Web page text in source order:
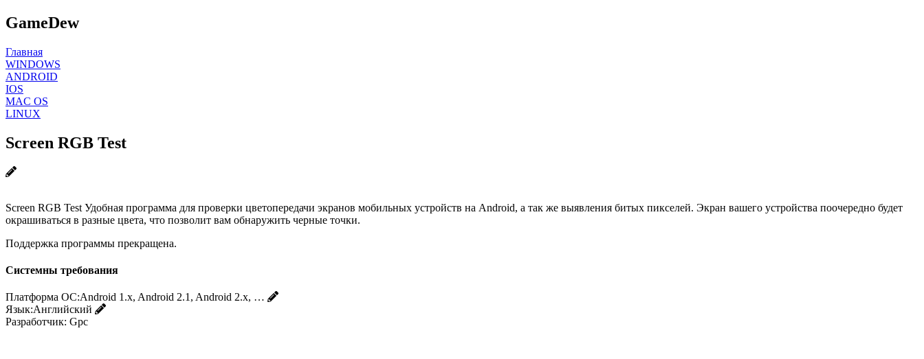
GameDew
Главная
WINDOWS
ANDROID
IOS
MAC OS
LINUX
Screen RGB Test
Screen RGB Test Удобная программа для проверки цветопередачи экранов мобильных устройств на Android, а так же выявления битых пикселей. Экран вашего устройства поочередно будет
окрашиваться в разные цвета, что позволит вам обнаружить черные точки.
Поддержка программы прекращена.
Системны требования
Платформа ОС:Android 1.x, Android 2.1, Android 2.x, …
Язык:Английский
Разработчик: Gpc